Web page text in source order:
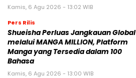
Kamis, 6 Agu 2026 - 13:02 WIB
Pers Rilis
Shueisha Perluas Jangkauan Global
melalui MANGA MILLION, Platform
Manga yang Tersedia dalam 100
Bahasa
Kamis, 6 Agu 2026 - 13:00 WIB